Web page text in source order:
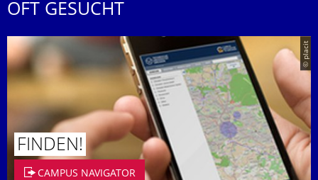
OFT GESUCHT
© placit
FINDEN!
CAMPUS NAVIGATOR